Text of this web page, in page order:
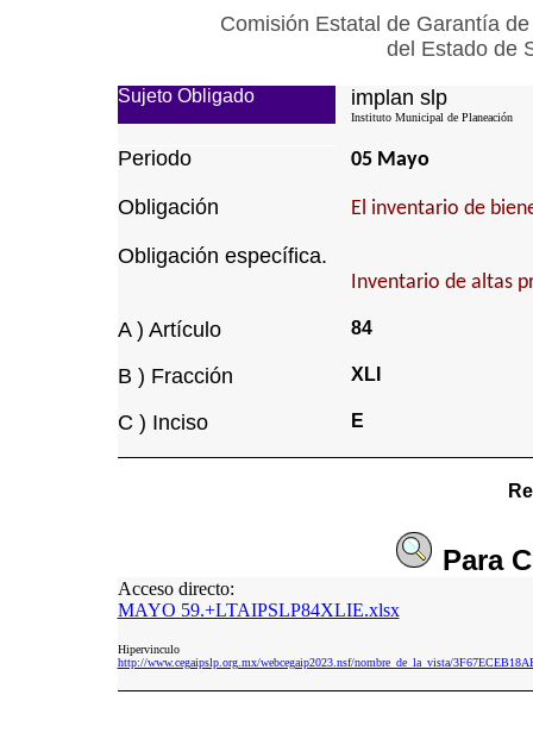
Comisión Estatal de Garantía
del Estado de
Sujeto Obligado implan slp
Instituto Municipal de Planeación
Periodo 05 Mayo
Obligación El inventario de
Obligación específica.
Inventario de altas
A ) Artículo 84
B ) Fracción XLI
C ) Inciso E
Para
Acceso directo:
MAYO 59.+LTAIPSLP84XLIE.xlsx
Hipervinculo
http://www.cegaipslp.org.mx/webcegaip2023.nsf/nombre_de_la_vista/